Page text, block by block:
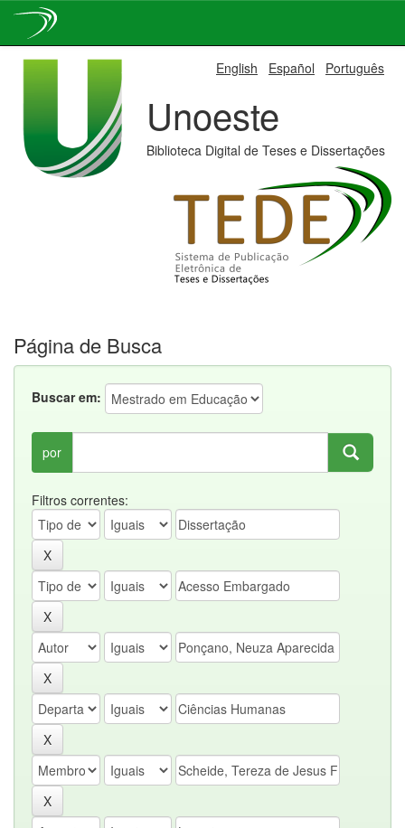
English Español Português
Unoeste
Biblioteca Digital de Teses e Dissertações
Página de Busca
Buscar em:
por
Filtros correntes: